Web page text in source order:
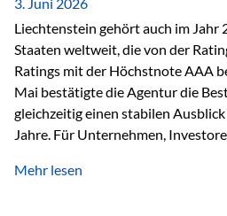
Liechtenstein gehört auch im Jahr
Staaten weltweit, die von der
Ratings mit der Höchstnote AAA
Mai bestätigte die Agentur die
gleichzeitig einen stabilen
Jahre. Für Unternehmen,
finanzielle Stabilität des Landes
Mehr lesen